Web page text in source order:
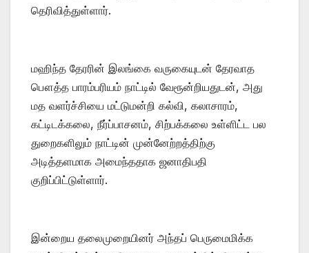
தெரிவித்துள்ளார்.
மஹிந்த தேரரின் இலங்கை வருகையுடன் தேரவாத
பௌத்த பாரம்பரியம் நாட்டில் வேரூன்றியதுடன், அது
மத வளர்ச்சியை மட்டுமன்றி கல்வி, கலாசாரம்,
கட்டிடக்கலை, நீர்ப்பாசனம், சிற்பக்கலை உள்ளிட்ட பல
துறைகளிலும் நாட்டின் முன்னேற்றத்திற்கு
அடித்தளமாக அமைந்ததாக ஜனாதிபதி
குறிப்பிட்டுள்ளார்.
இன்றைய தலைமுறையினர் அந்தப் பெருமைமிக்க